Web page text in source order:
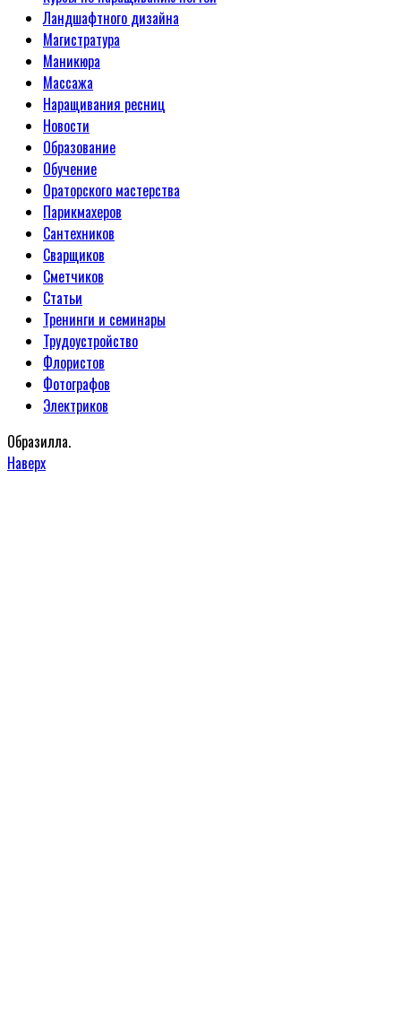
Ландшафтного дизайна
Магистратура
Маникюра
Массажа
Наращивания ресниц
Новости
Образование
Обучение
Ораторского мастерства
Парикмахеров
Сантехников
Сварщиков
Сметчиков
Статьи
Тренинги и семинары
Трудоустройство
Флористов
Фотографов
Электриков
Образилла.
Наверх